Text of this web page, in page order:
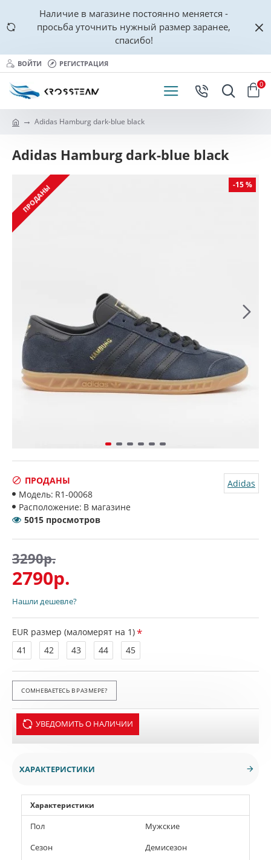
Наличие в магазине постоянно меняется -
просьба уточнить нужный размер заранее,
спасибо!
ВОЙТИ РЕГИСТРАЦИЯ
0
Adidas Hamburg dark-blue black
Adidas Hamburg dark-blue black
-15 %
ПРОДАНЫ
2790р.
3290р.
ПРОДАНЫ
Модель: R1-00068
Расположение: В магазине
Adidas
5015 просмотров
EUR размер (маломерят на 1)
41
42 43 44 45
УВЕДОМИТЬ О НАЛИЧИИ
Нашли дешевле?
ХАРАКТЕРИСТИКИ
Характеристики
Пол
Мужские
Сезон
Демисезон
СОМНЕВАЕТЕСЬ В РАЗМЕРЕ?